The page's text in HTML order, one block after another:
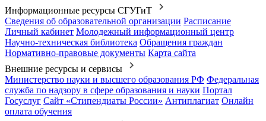
Информационные ресурсы СГУГиТ
Сведения об образовательной организации Расписание
Личный кабинет Молодежный информационный центр
Научно-техническая библиотека Обращения граждан
Нормативно-правовые документы Карта сайта
Внешние ресурсы и сервисы
Министерство науки и высшего образования РФ Федеральная
служба по надзору в сфере образования и науки Портал
Госуслуг Сайт «Стипендиаты России» Антиплагиат Онлайн
оплата обучения